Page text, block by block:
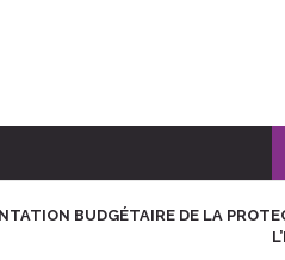
BUDGÉTAIRE DE LA